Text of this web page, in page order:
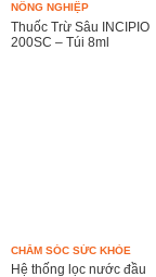
NÔNG NGHIỆP
Thuốc Trừ Sâu INCIPIO
200SC – Túi 8ml
CHĂM SÓC SỨC KHỎE
Hệ thống lọc nước đầu